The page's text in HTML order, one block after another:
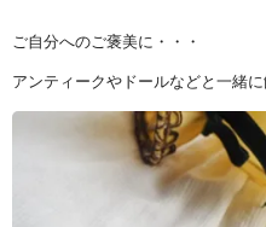
ご自分へのご褒美に・・・
アンティークやドールなどと一緒に